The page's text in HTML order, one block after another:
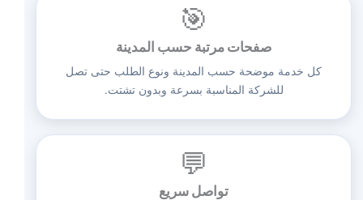
🎯
صفحات مرتبة حسب المدينة
كل خدمة موضحة حسب المدينة ونوع الطلب حتى تصل
للشركة المناسبة بسرعة وبدون تشتت.
💬
تواصل سريع